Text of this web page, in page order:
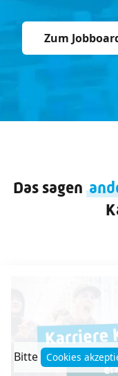
Zum
Das sagen
Bitte Cookies